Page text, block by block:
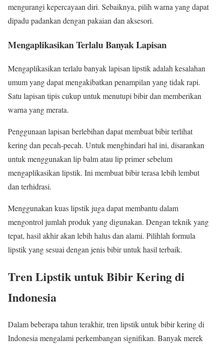
mengurangi kepercayaan diri. Sebaiknya, pilih warna yang dapat
dipadu padankan dengan pakaian dan aksesori.
Mengaplikasikan Terlalu Banyak Lapisan
Mengaplikasikan terlalu banyak lapisan lipstik adalah kesalahan
umum yang dapat mengakibatkan penampilan yang tidak rapi.
Satu lapisan tipis cukup untuk menutupi bibir dan memberikan
warna yang merata.
Penggunaan lapisan berlebihan dapat membuat bibir terlihat
kering dan pecah-pecah. Untuk menghindari hal ini, disarankan
untuk menggunakan lip balm atau lip primer sebelum
mengaplikasikan lipstik. Ini membuat bibir terasa lebih lembut
dan terhidrasi.
Menggunakan kuas lipstik juga dapat membantu dalam
mengontrol jumlah produk yang digunakan. Dengan teknik yang
tepat, hasil akhir akan lebih halus dan alami. Pilihlah formula
lipstik yang sesuai dengan jenis bibir untuk hasil terbaik.
Tren Lipstik untuk Bibir Kering di
Indonesia
Dalam beberapa tahun terakhir, tren lipstik untuk bibir kering di
Indonesia mengalami perkembangan signifikan. Banyak merek